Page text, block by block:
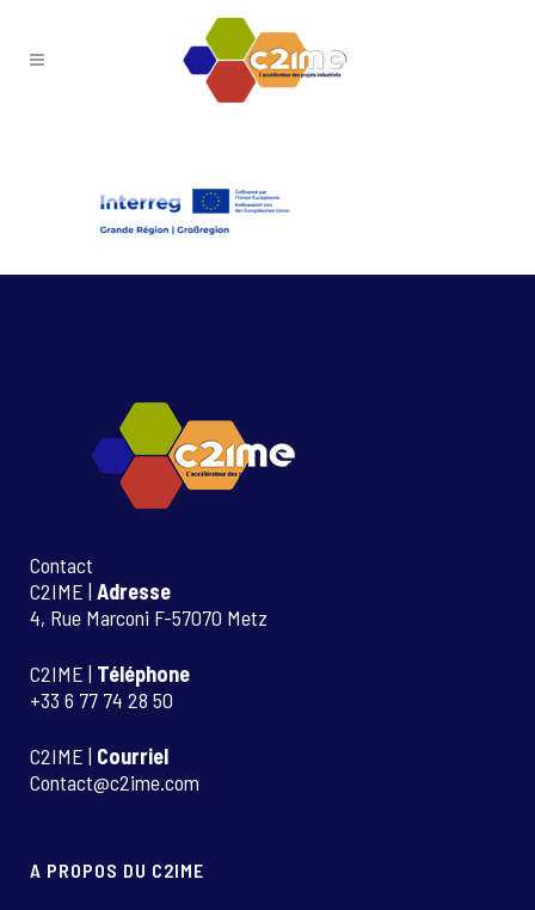
Contact
C2IME | Adresse
4, Rue Marconi F-57070 Metz
C2IME | Téléphone
+33 6 77 74 28 50
C2IME | Courriel
Contact@c2ime.com
A PROPOS DU C2IME